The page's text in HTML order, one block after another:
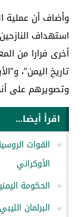
وأضاف أن عملية
استهداف
أخرى فرارا من
تاريخ اليمن”،
وتصويرهم على
اقرأ أيضا...
القوات
الأوكراني
الحكومة
البرلمان